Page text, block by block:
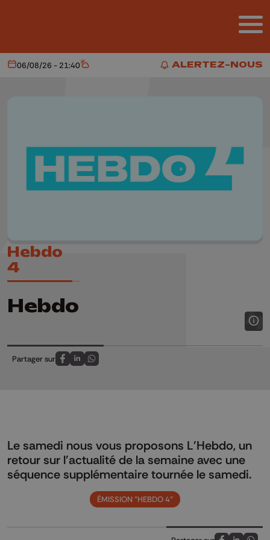
ALERTEZ-NOUS
ALERTEZ-NOUS
Aujourd'hui
06/08/26 - 21:40 Météo
Hebdo
4
Hebdo
Partager sur
Partagez sur FaceBook
Partagez sur LinkedIn
Partagez sur Whatsapp
Le samedi nous vous proposons L'Hebdo, un
retour sur l'actualité de la semaine avec une
séquence supplémentaire tournée le samedi.
ÉMISSION "HEBDO 4"